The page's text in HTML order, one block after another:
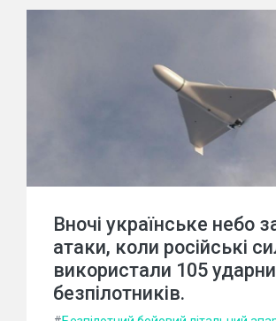
Вночі українське небо
атаки, коли російські
використали 105
безпілотників.